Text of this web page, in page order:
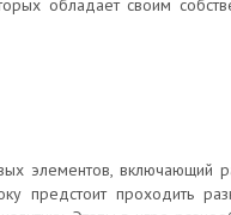
обладает своим
элементов, включающий
предстоит проходить